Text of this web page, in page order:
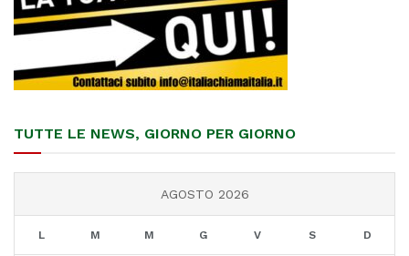
TUTTE LE NEWS, GIORNO PER GIORNO
AGOSTO 2026
L M M G V S D